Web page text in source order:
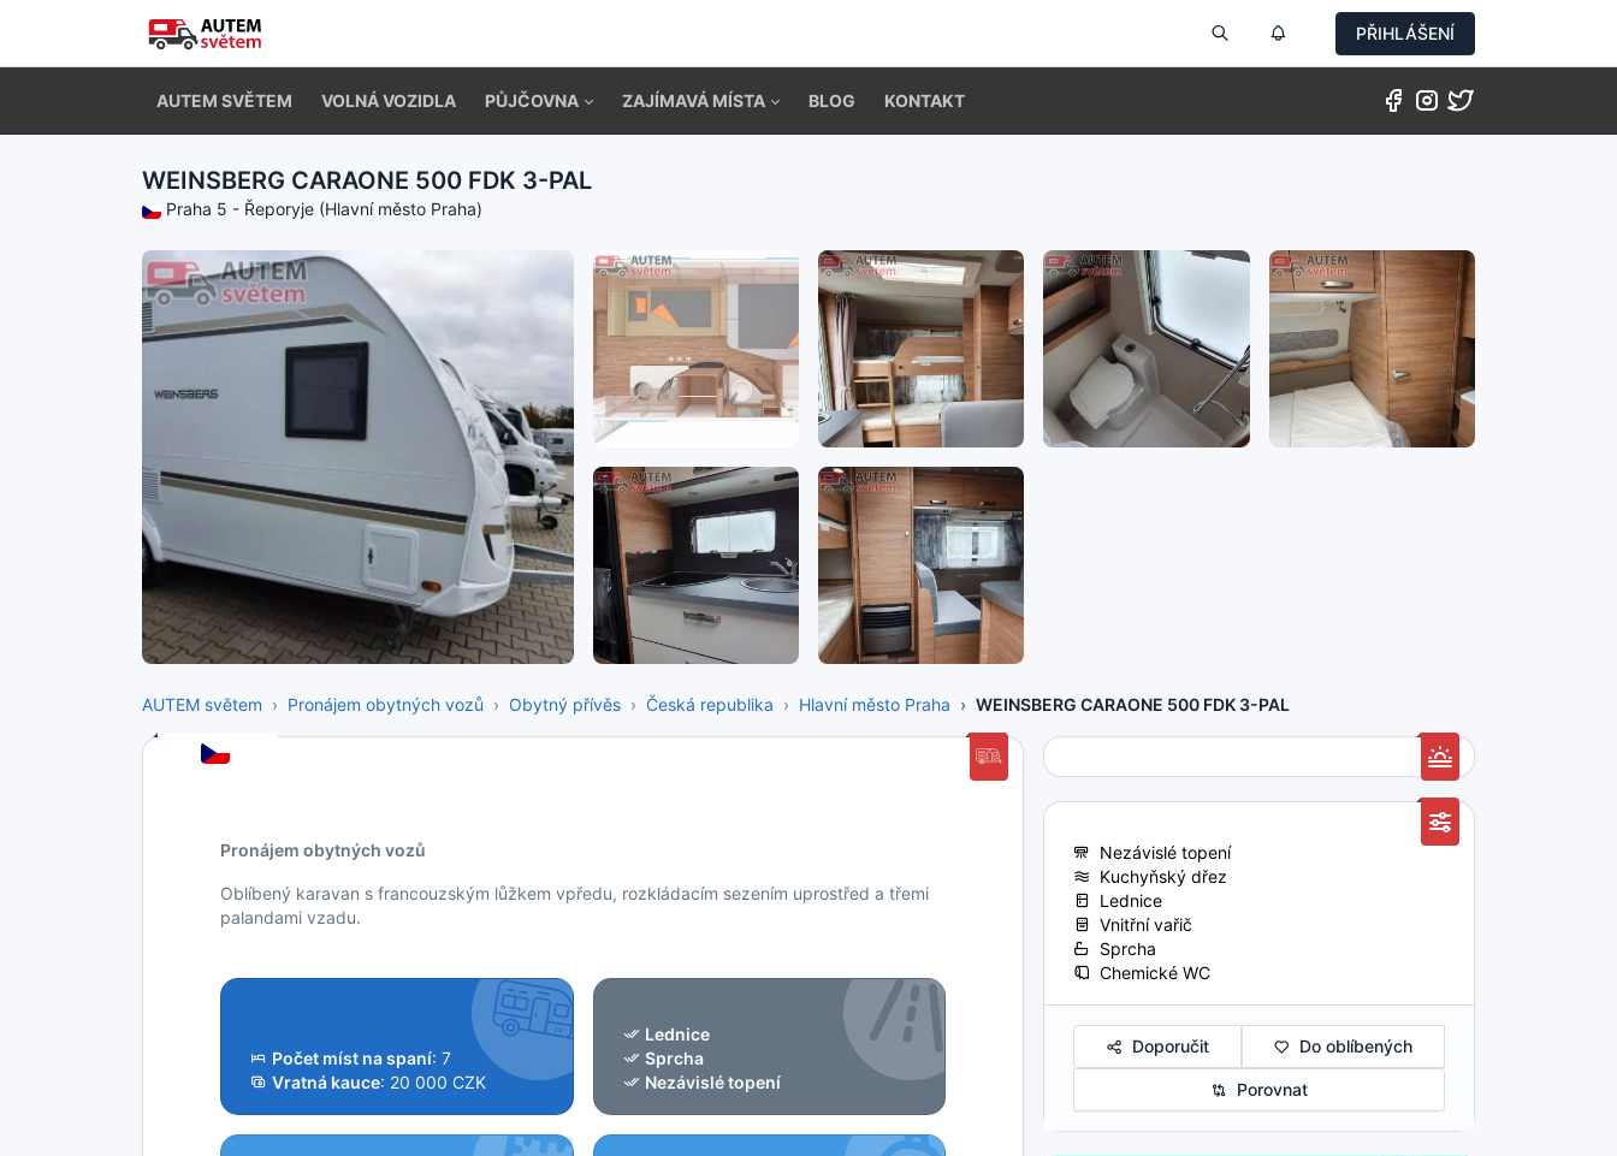
PŘIHLÁŠENÍ
AUTEM SVĚTEM VOLNÁ VOZIDLA PŮJČOVNA ZAJÍMAVÁ MÍSTA BLOG KONTAKT
WEINSBERG CARAONE 500 FDK 3-PAL
Praha 5 - Řeporyje (Hlavní město Praha)
AUTEM světem Pronájem obytných vozů Obytný přívěs Česká republika Hlavní město Praha WEINSBERG CARAONE 500 FDK 3-PAL
Pronájem obytných vozů
Oblíbený karavan s francouzským lůžkem vpředu, rozkládacím sezením uprostřed a třemi
palandami vzadu.
Počet míst na spaní: 7
Vratná kauce: 20 000 CZK
Lednice
Sprcha
Nezávislé topení
Nezávislé topení
Kuchyňský dřez
Lednice
Vnitřní vařič
Sprcha
Chemické WC
Doporučit Do oblíbených
Porovnat